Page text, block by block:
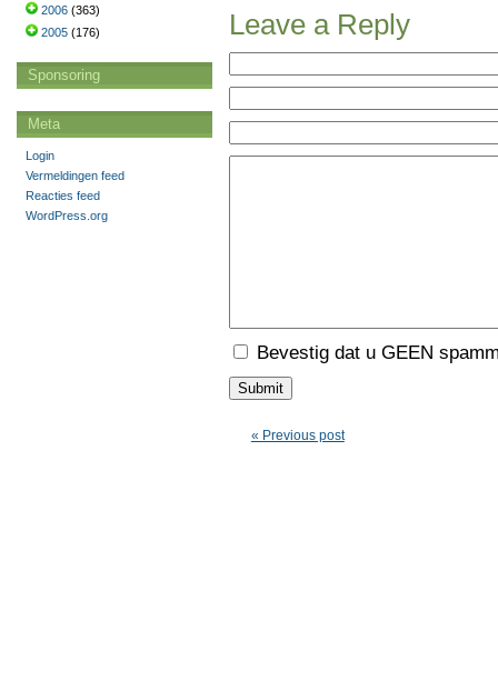
Leave a Reply
Bevestig dat u GEEN
« Previous post
2006 (363)
2005 (176)
Sponsoring
Meta
Login
Vermeldingen feed
Reacties feed
WordPress.org